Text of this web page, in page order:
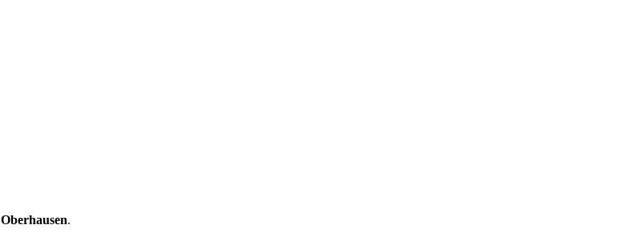
Oberhausen.